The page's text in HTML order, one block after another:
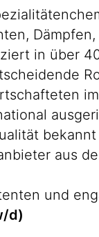
in über
aus
und
d)